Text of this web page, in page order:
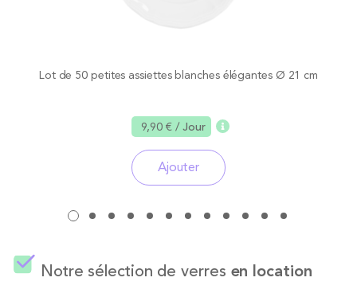
Lot de 50 petites assiettes blanches élégantes Ø 21 cm
9,90 €/ Jour
Ajouter
Notre sélection de verres en location